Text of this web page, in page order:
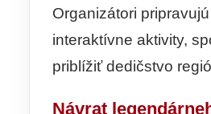
Organizátori
interaktívne aktivity,
priblížiť dedičstvo
Návrat